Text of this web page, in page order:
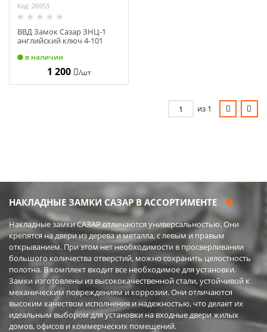
Код: 26953
ВВД Замок Сазар ЗНЦ-1
английский ключ 4-101
в наличии
1 200 /шт
из 1
НАКЛАДНЫЕ ЗАМКИ САЗАР В АССОРТИМЕНТЕ
Накладные замки САЗАР отличаются универсальностью. Они
крепятся на двери из дерева и металла, с левым и правым
открыванием. При этом нет необходимости в просверливании
большого количества отверстий, можно сохранить целостность
полотна. В комплект входит все необходимое для установки.
Замки изготовлены из высококачественной стали, устойчивой к
механическим повреждениям и коррозии. Они отличаются
высоким качеством исполнения и надежностью, что делает их
идеальным выбором для установки на входные двери жилых
домов, офисов и коммерческих помещений.